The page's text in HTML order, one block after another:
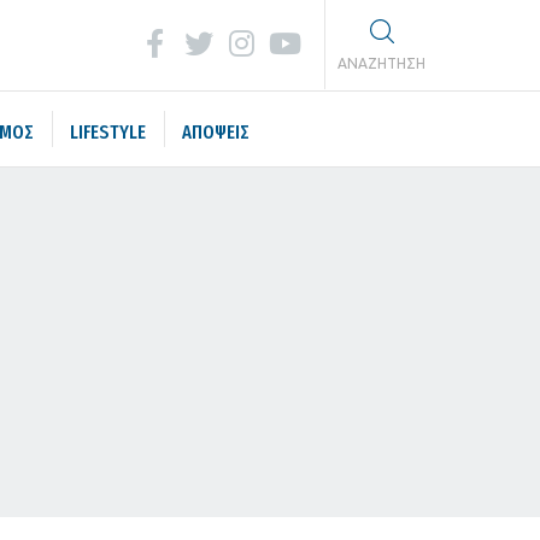
ΑΝΑΖΗΤΗΣΗ
LIFESTYLE ΑΠΟΨΕΙΣ